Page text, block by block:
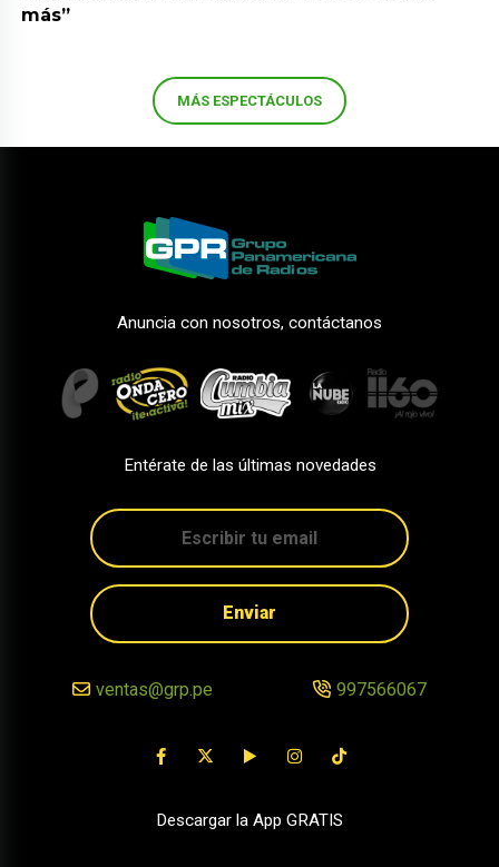
más”
MÁS ESPECTÁCULOS
Anuncia con nosotros, contáctanos
Entérate de las últimas novedades
Enviar
ventas@grp.pe 997566067
Descargar la App GRATIS